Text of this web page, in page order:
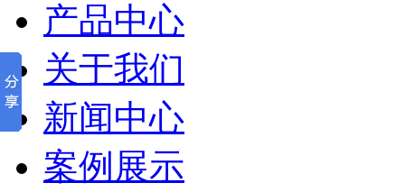
产品中心
关于我们
新闻中心
案例展示